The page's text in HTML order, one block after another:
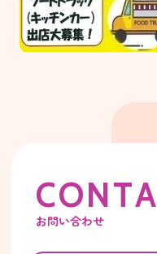
CONTA
お問い合わせ